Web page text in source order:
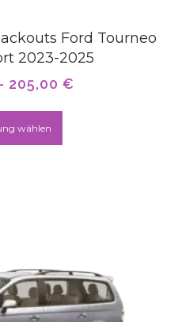
Ford Tourneo
2023-2025
205,00 €
wählen